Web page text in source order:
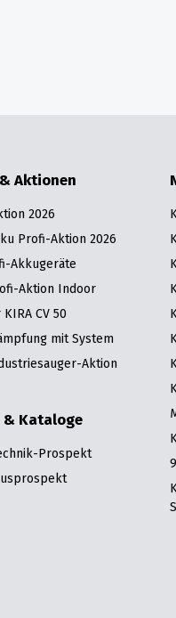
Aktionen
2026
Profi-Aktion 2026
Akkugeräte
Aktion Indoor
CV 50
mit System
Aktion
& Kataloge
Prospekt